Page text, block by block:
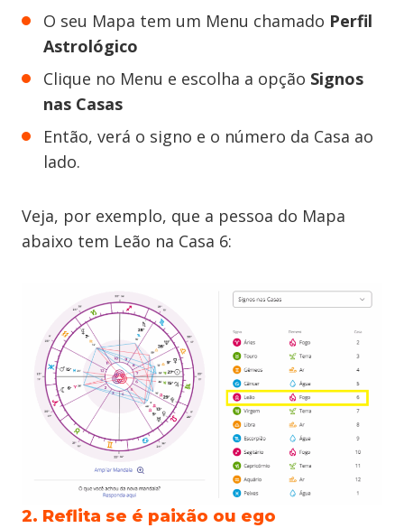
O seu Mapa tem um Menu chamado Perfil
Astrológico
Clique no Menu e escolha a opção Signos
nas Casas
Então, verá o signo e o número da Casa ao
lado.
Veja, por exemplo, que a pessoa do Mapa
abaixo tem Leão na Casa 6:
2. Reflita se é paixão ou ego